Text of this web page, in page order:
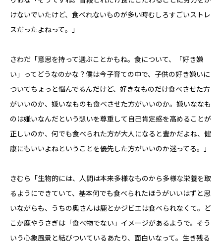
けないでいたけど、食べれないものが多い時むしろすごいストレ
スだったよねって。」
さわだ「意思を持って選ぶことかもね。食について、「好き嫌
い」ってどうなのかな？僕は今子育ての中で、子供の好き嫌いに
ついてちょっと悩んでるんだけど、好きなものだけ食べさせた方
がいいのか、嫌いなものも食べさせた方がいいのか。嫌いななも
のは嫌いなんだという想いを尊重して自己肯定感を高めることが
正しいのか、何でも食べられた方が大人になると豊かだよね、健
康にもいいよねということを優先した方がいいのか迷ってる。」
きむら「生物的には、人間は本来多様なものから多様な栄養を取
るようにできていて、基本何でも食べられたほうがいいはずと思
いながらも、うちの奥さんは鹿とかジビエは食べられなくて。ど
こか鹿やうさぎは「食べ物でない」イメージがあるようで。そう
いう心象風景と結びついているあたり、面白いなって。生き残る